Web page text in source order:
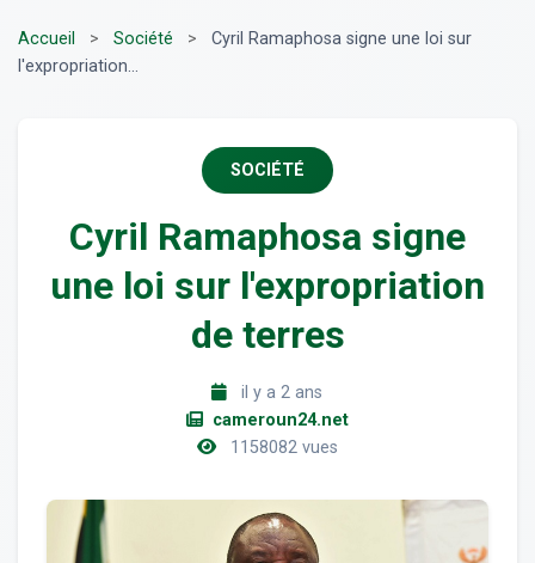
Accueil > Société >
Cyril Ramaphosa signe une loi sur
l'expropriation...
SOCIÉTÉ
Cyril Ramaphosa signe
une loi sur l'expropriation
de terres
il y a 2 ans
cameroun24.net
1158082 vues